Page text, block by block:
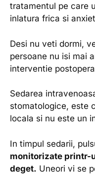
tratamentul pe care
inlatura frica si
Desi nu veti dormi,
persoane nu isi mai
interventie
Sedarea
stomatologice, este
locala si nu este un
In timpul sedarii,
monitorizate printr-
deget. Uneori vi se